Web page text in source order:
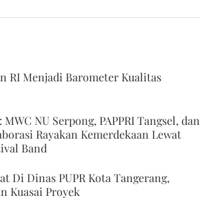
RI Menjadi Barometer Kualitas
NU Serpong, PAPPRI Tangsel, dan
Rayakan Kemerdekaan Lewat
Band
Di Dinas PUPR Kota Tangerang,
Kuasai Proyek